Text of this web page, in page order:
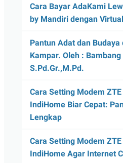
Cara Bayar AdaKami
by Mandiri dengan
Pantun Adat dan Budaya
Kampar. Oleh :
S.Pd.Gr.,M.Pd.
Cara Setting Modem
IndiHome Biar Cepat:
Lengkap
Cara Setting Modem
IndiHome Agar Internet